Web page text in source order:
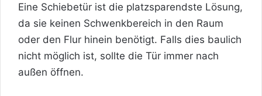
Eine Schiebetür ist die platzsparendste Lösung,
da sie keinen Schwenkbereich in den Raum
oder den Flur hinein benötigt. Falls dies baulich
nicht möglich ist, sollte die Tür immer nach
außen öffnen.